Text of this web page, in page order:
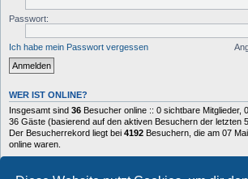
Passwort:
Ich habe mein Passwort vergessen
WER IST ONLINE?
Insgesamt sind 36 Besucher online :: 0 sichtbare Mitglieder,
36 Gäste (basierend auf den aktiven Besuchern der letzten
Der Besucherrekord liegt bei 4192 Besuchern, die am 07
online waren.